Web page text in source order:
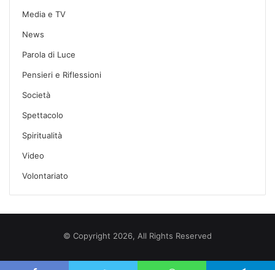
Media e TV
News
Parola di Luce
Pensieri e Riflessioni
Società
Spettacolo
Spiritualità
Video
Volontariato
© Copyright 2026, All Rights Reserved